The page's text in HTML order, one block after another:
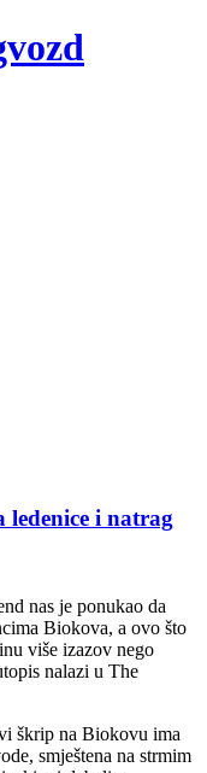
ledenice i natrag
nas je ponukao da
Biokova, a ovo što
više izazov nego
nalazi u The
škrip na Biokovu ima
smještena na strmim